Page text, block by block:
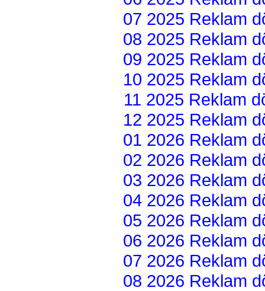
07 2025 Reklam
08 2025 Reklam
09 2025 Reklam
10 2025 Reklam
11 2025 Reklam
12 2025 Reklam
01 2026 Reklam
02 2026 Reklam
03 2026 Reklam
04 2026 Reklam
05 2026 Reklam
06 2026 Reklam
07 2026 Reklam
08 2026 Reklam